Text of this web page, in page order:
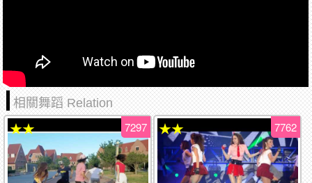
相關舞蹈 Relation
7297
★★ 7762
★★